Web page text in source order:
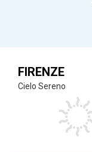
FIRENZE
Cielo Sereno